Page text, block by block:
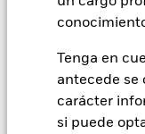
Tenga en
antecede se
carácter
si puede
Fondo si se
Todas las clases de
uso de derivados
un posible riesgo
over») a otras clases
gestora del fondo se